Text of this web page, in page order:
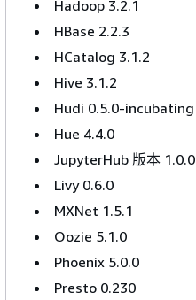
Hadoop 3.2.1
HBase 2.2.3
HCatalog 3.1.2
Hive 3.1.2
Hudi 0.5.0-incubating
Hue 4.4.0
JupyterHub 版本 1.0.0
Livy 0.6.0
MXNet 1.5.1
Oozie 5.1.0
Phoenix 5.0.0
Presto 0.230